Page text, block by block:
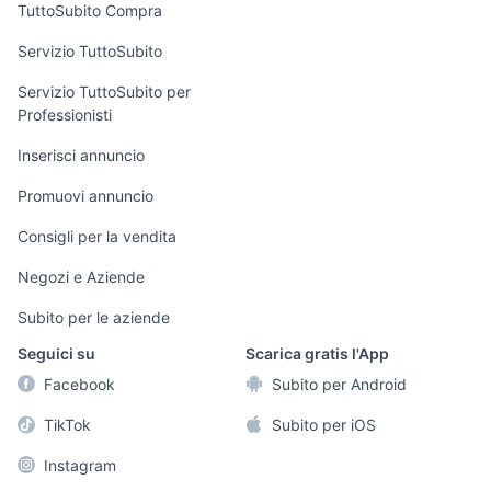
Informatica
Console e
persona
Tutto per i bambini
Sports
Biciclette
Collezionismo
TuttoSubito Compra
Servizio TuttoSubito
Servizio TuttoSubito per
Professionisti
Inserisci annuncio
Promuovi annuncio
Consigli per la vendita
Negozi e Aziende
Subito per le aziende
Seguici su
Facebook
TikTok
Instagram
Scarica gratis l'App
Subito per Android
Subito per iOS